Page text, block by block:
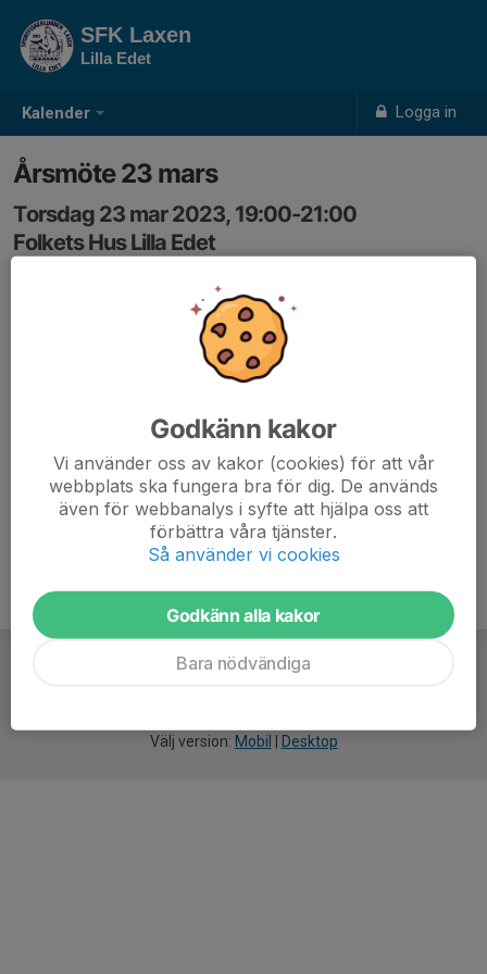
Kalender Logga in
SFK Laxen
Lilla Edet
Årsmöte 23 mars
Torsdag 23 mar 2023, 19:00-21:00
Folkets Hus Lilla Edet
Samling: 19:00, Folkets hus
Dagen är ännu preliminär då vi väntar svar från Folkets
Välj version: Mobil Desktop
Godkänn kakor
Vi använder oss av kakor (cookies) för att vår
webbplats ska fungera bra för dig. De används
även för webbanalys i syfte att hjälpa oss att
förbättra våra tjänster.
Så använder vi cookies
Godkänn alla kakor
Bara nödvändiga